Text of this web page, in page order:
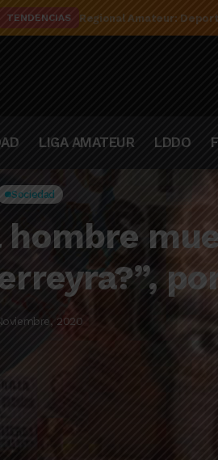
TENDENCIAS Regional Amateur:
LIGA AMATEUR LDDO
Sociedad
hombre
2020